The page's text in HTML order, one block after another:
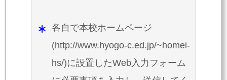
各自で本校ホームページ
(http://www.hyogo-c.ed.jp/~homei-
hs/)に設置したWeb入力フォーム